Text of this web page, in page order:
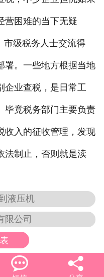
营困难的当下无疑
市级税务人士交流得
署。一些地方根据当地
企业查税，是日常工
毕竟税务部门主要负责
收入的征收管理，发现
法制止，否则就是渎
液压机
限公司
 